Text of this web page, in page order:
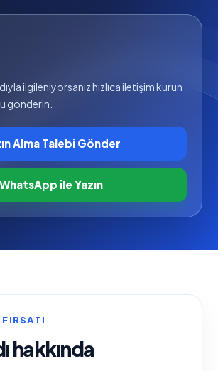
ilgileniyorsanız hızlıca iletişim kurun
gönderin.
Alma Talebi Gönder
WhatsApp ile Yazın
hakkında